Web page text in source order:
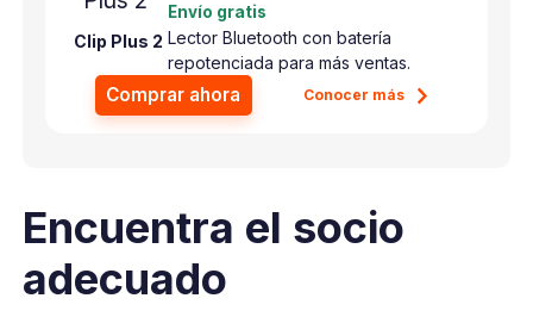
Clip Plus 2
Envío gratis
Lector Bluetooth con batería
repotenciada para más ventas.
Comprar ahora Conocer más
Encuentra el socio
adecuado